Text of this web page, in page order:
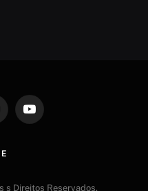
YouTube
s Direitos Reservados.